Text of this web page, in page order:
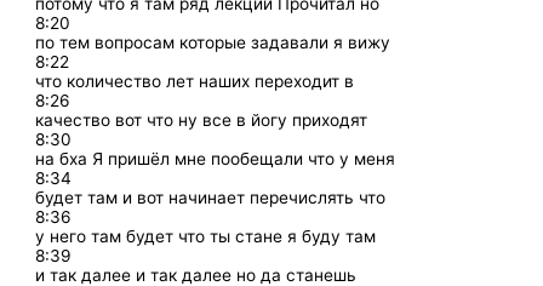
потому что я там ряд лекций Прочитал но
8:20
по тем вопросам которые задавали я вижу
8:22
что количество лет наших переходит в
8:26
качество вот что ну все в йогу приходят
8:30
на бха Я пришёл мне пообещали что у меня
8:34
будет там и вот начинает перечислять что
8:36
у него там будет что ты стане я буду там
8:39
и так далее и так далее но да станешь